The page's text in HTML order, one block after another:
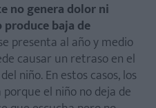
no genera dolor ni
baja de
presenta al año y medio
causar un retraso en el
niño. En estos casos, los
el niño no deja de